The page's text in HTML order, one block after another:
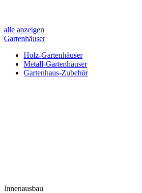
alle anzeigen
Gartenhäuser
Holz-Gartenhäuser
Metall-Gartenhäuser
Gartenhaus-Zubehör
Innenausbau